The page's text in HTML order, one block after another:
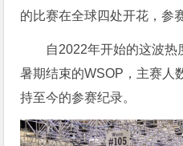
的比赛在全球四处开花，参
自2022年开始的这波热
暑期结束的WSOP，主赛人
持至今的参赛纪录。